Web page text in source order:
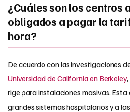
¿Cuáles son los centros
obligados a pagar la
hora?
De acuerdo con las investigaciones
Universidad de California en Berkeley,
rige para instalaciones masivas. Esta
grandes sistemas hospitalarios y a